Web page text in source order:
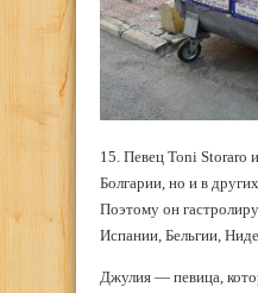
15. Певец Toni Storaro
Болгарии, но и в
Поэтому он
Испании, Бельгии,
Джулия — певица,